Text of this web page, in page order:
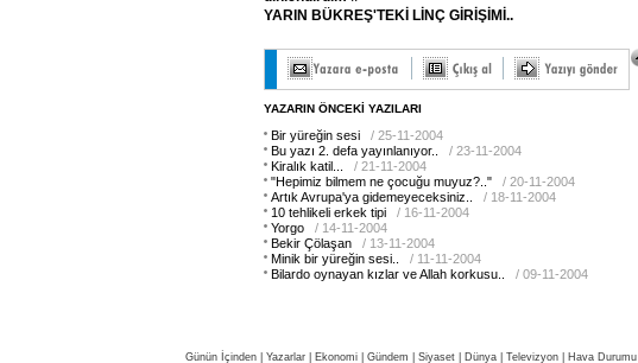
YARIN BÜKREŞ'TEKİ LİNÇ GİRİŞİMİ..
YAZARIN ÖNCEKİ YAZILARI
Bir yüreğin sesi
/ 25-11-2004
Bu yazı 2. defa yayınlanıyor..
/ 23-11-2004
Kiralık katil...
/ 21-11-2004
"Hepimiz bilmem ne çocuğu muyuz?.."
/ 20-11-2004
Artık Avrupa'ya gidemeyeceksiniz..
/ 18-11-2004
10 tehlikeli erkek tipi
/ 16-11-2004
Yorgo
/ 14-11-2004
Bekir Çölaşan
/ 13-11-2004
Minik bir yüreğin sesi..
/ 11-11-2004
Bilardo oynayan kızlar ve Allah korkusu..
/ 09-11-2004
Günün İçinden Yazarlar Ekonomi Gündem Siyaset Dünya | Televizyon Hava Durumu